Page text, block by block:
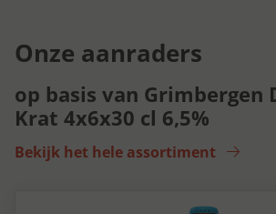
Onze aanraders
op basis van Grimbergen
Krat 4x6x30 cl 6,5%
Bekijk het hele assortiment